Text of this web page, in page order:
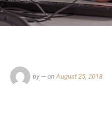
by — on August 25, 2018